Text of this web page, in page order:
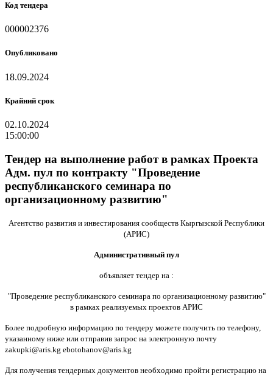
Код тендера
000002376
Опубликовано
18.09.2024
Крайний срок
02.10.2024
15:00:00
Тендер на выполнение работ в рамках Проекта
Адм. пул по контракту "Проведение
республиканского семинара по
организационному развитию"
Агентство развития и инвестирования сообществ Кыргызской Республики
(АРИС)
Административный пул
объявляет тендер на :
"Проведение республиканского семинара по организационному развитию"
в рамках реализуемых проектов АРИС
Более подробную информацию по тендеру можете получить по телефону,
указанному ниже или отправив запрос на электронную почту
zakupki@aris.kg ebotohanov@aris.kg
Для получения тендерных документов необходимо пройти регистрацию на